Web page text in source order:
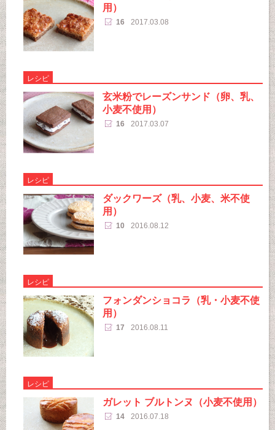
用）
16 2017.03.08
レシピ
玄米粉でレーズンサンド（卵、乳、
小麦不使用）
16 2017.03.07
レシピ
ダックワーズ（乳、小麦、米不使
用）
10 2016.08.12
レシピ
フォンダンショコラ（乳・小麦不使
用）
17 2016.08.11
レシピ
ガレット ブルトンヌ（小麦不使用）
14 2016.07.18